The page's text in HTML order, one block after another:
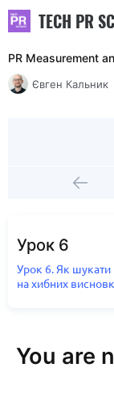
TECH PR
PR Measurement
Євген Кальник
Урок 6
Урок 6. Як шукати
на хибних
You are